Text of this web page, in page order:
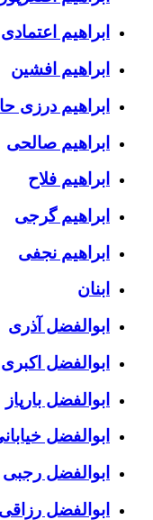
ابراهیم اعتمادی
ابراهیم افشین
ابراهیم درزی
ابراهیم صالحی
ابراهیم فلاح
ابراهیم گرجی
ابراهیم نجفی
ابنان
ابوالفضل آذری
ابوالفضل اکبری
ابوالفضل بارپاز
ابوالفضل
ابوالفضل رجبی
ابوالفضل رزاقی